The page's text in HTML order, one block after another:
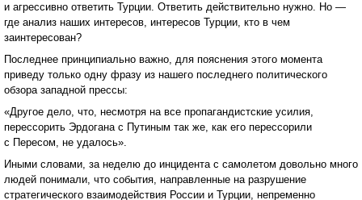
и агрессивно ответить Турции. Ответить действительно нужно. Но —
где анализ наших интересов, интересов Турции, кто в чем
заинтересован?
Последнее принципиально важно, для пояснения этого момента
приведу только одну фразу из нашего последнего политического
обзора западной прессы:
«Другое дело, что, несмотря на все пропагандистские усилия,
перессорить Эрдогана с Путиным так же, как его перессорили
с Пересом, не удалось».
Иными словами, за неделю до инцидента с самолетом довольно много
людей понимали, что события, направленные на разрушение
стратегического взаимодействия России и Турции, непременно